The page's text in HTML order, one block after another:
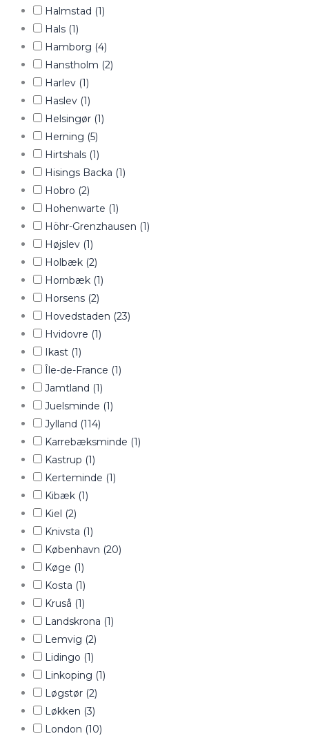
Halmstad (1)
Hals (1)
Hamborg (4)
Hanstholm (2)
Harlev (1)
Haslev (1)
Helsingør (1)
Herning (5)
Hirtshals (1)
Hisings Backa (1)
Hobro (2)
Hohenwarte (1)
Höhr-Grenzhausen (1)
Højslev (1)
Holbæk (2)
Hornbæk (1)
Horsens (2)
Hovedstaden (23)
Hvidovre (1)
Ikast (1)
Île-de-France (1)
Jamtland (1)
Juelsminde (1)
Jylland (114)
Karrebæksminde (1)
Kastrup (1)
Kerteminde (1)
Kibæk (1)
Kiel (2)
Knivsta (1)
København (20)
Køge (1)
Kosta (1)
Kruså (1)
Landskrona (1)
Lemvig (2)
Lidingo (1)
Linkoping (1)
Løgstør (2)
Løkken (3)
London (10)